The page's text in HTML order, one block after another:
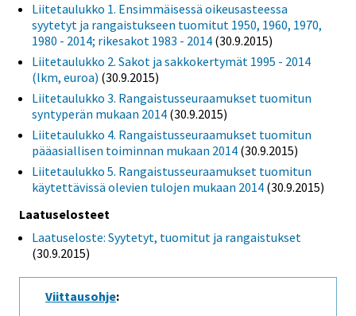
Liitetaulukko 1. Ensimmäisessä oikeusasteessa
syytetyt ja rangaistukseen tuomitut 1950, 1960, 1970,
1980 - 2014; rikesakot 1983 - 2014 (30.9.2015)
Liitetaulukko 2. Sakot ja sakkokertymät 1995 - 2014
(lkm, euroa) (30.9.2015)
Liitetaulukko 3. Rangaistusseuraamukset tuomitun
syntyperän mukaan 2014 (30.9.2015)
Liitetaulukko 4. Rangaistusseuraamukset tuomitun
pääasiallisen toiminnan mukaan 2014 (30.9.2015)
Liitetaulukko 5. Rangaistusseuraamukset tuomitun
käytettävissä olevien tulojen mukaan 2014 (30.9.2015)
Laatuselosteet
Laatuseloste: Syytetyt, tuomitut ja rangaistukset
(30.9.2015)
Viittausohje: